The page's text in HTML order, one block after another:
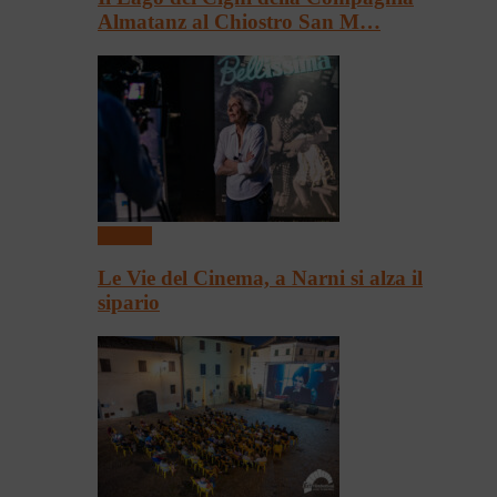
Almatanz al Chiostro San M…
Le Vie del Cinema, a Narni si alza il
sipario